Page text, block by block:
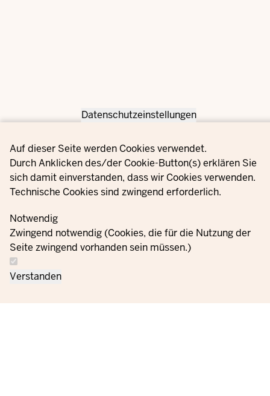
Privacy settings
Datenschutzeinstellungen
Auf dieser Seite werden Cookies verwendet.
Durch Anklicken des/der Cookie-Button(s) erklären Sie
sich damit einverstanden, dass wir Cookies verwenden.
Technische Cookies sind zwingend erforderlich.
Notwendig
Zwingend notwendig (Cookies, die für die Nutzung der
Seite zwingend vorhanden sein müssen.)
Verstanden